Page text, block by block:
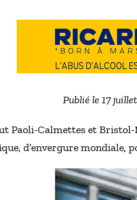
Publié le 17
Paoli-Calmettes et
d’envergure mondiale,